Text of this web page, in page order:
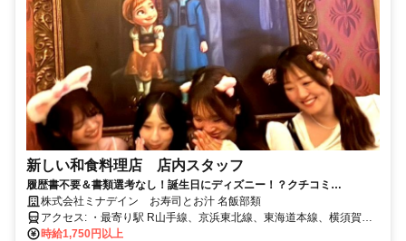
新しい和食料理店 店内スタッフ
履歴書不要＆書類選考なし！誕生日にディズニー！？クチコミ
4.5（32）の人気店で未経験アルバイト→店長昇格可能！週1～3h～勤務
OK＆髪型・髪色自由＆ピアスOK＆副業・WワークOK
株式会社ミナデイン お寿司とお汁 名飯部類
アクセス: ・最寄り駅 R山手線、京浜東北線、東海道本線、横須賀
線 新橋駅 徒歩2分 東京メトロ銀座線、都営浅草線、ゆりかもめ
時給1,750円以上